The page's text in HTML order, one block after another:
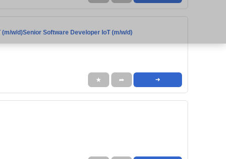
w/d)Senior Software Developer IoT (m/w/d)
★ ➦ ➜